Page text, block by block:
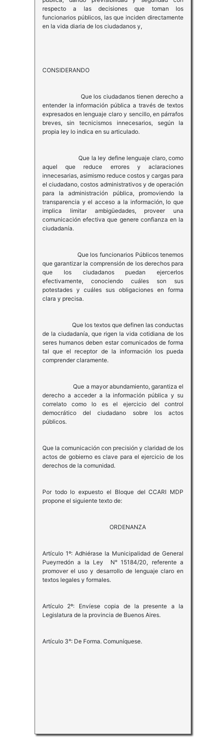
respecto a las decisiones que toman los
funcionarios públicos, las que inciden directamente
en la vida diaria de los ciudadanos y,
CONSIDERANDO
Que los ciudadanos tienen derecho a
entender la información pública a través de textos
expresados en lenguaje claro y sencillo, en párrafos
breves, sin tecnicismos innecesarios, según la
propia ley lo indica en su articulado.
Que la ley define lenguaje claro, como
aquel que reduce errores y aclaraciones
innecesarias, asimismo reduce costos y cargas para
el ciudadano, costos administrativos y de operación
para la administración pública, promoviendo la
transparencia y el acceso a la información, lo que
implica limitar ambigüedades, proveer una
comunicación efectiva que genere confianza en la
ciudadanía.
Que los funcionarios Públicos tenemos
que garantizar la comprensión de los derechos para
que los ciudadanos puedan ejercerlos
efectivamente, conociendo cuáles son sus
potestades y cuáles sus obligaciones en forma
clara y precisa.
Que los textos que definen las conductas
de la ciudadanía, que rigen la vida cotidiana de los
seres humanos deben estar comunicados de forma
tal que el receptor de la información los pueda
comprender claramente.
Que a mayor abundamiento, garantiza el
derecho a acceder a la información pública y su
correlato como lo es el ejercicio del control
democrático del ciudadano sobre los actos
públicos.
Que la comunicación con precisión y claridad de los
actos de gobierno es clave para el ejercicio de los
derechos de la comunidad.
Por todo lo expuesto el Bloque del CCARI MDP
propone el siguiente texto de:
ORDENANZA
Artículo 1º: Adhiérase la Municipalidad de General
Pueyrredón a la Ley N° 15184/20, referente a
promover el uso y desarrollo de lenguaje claro en
textos legales y formales.
Artículo 2º: Envíese copia de la presente a la
Legislatura de la provincia de Buenos Aires.
Artículo 3°: De Forma. Comuníquese.